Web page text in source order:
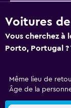
Voitures
Vous cherchez à
Porto, Portugal ?
Même lieu de
Âge de la